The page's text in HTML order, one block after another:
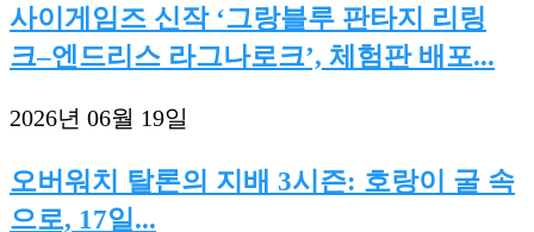
사이게임즈 신작 ‘그랑블루 판타지 리링
크–엔드리스 라그나로크’, 체험판 배포...
2026년 06월 19일
오버워치 탈론의 지배 3시즌: 호랑이 굴 속
으로, 17일...